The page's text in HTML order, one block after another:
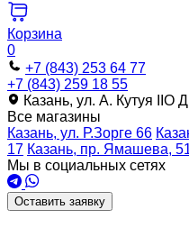
Корзина
0
+7 (843) 253 64 77
+7 (843) 259 18 55
Казань, ул. А. Кутуя IIO
Все магазины
Казань, ул. Р.Зорге 66
17 Казань, пр. Ямашева,
Мы в социальных сетях
Оставить заявку